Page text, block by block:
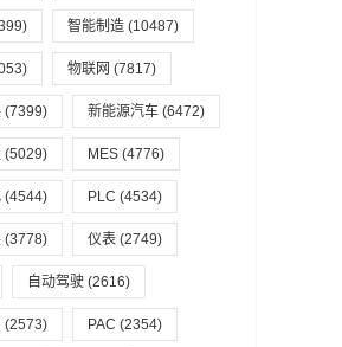
智能制造 (10487)
物联网 (7817)
(7399) 新能源汽车 (6472)
(5029) MES (4776)
(4544) PLC (4534)
(3778) 仪表 (2749)
自动驾驶 (2616)
(2573) PAC (2354)